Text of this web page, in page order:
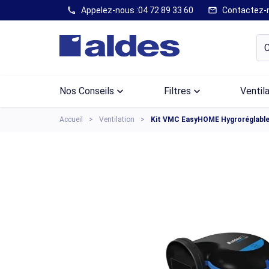
call Appelez-nous :04 72 89 33 60 mail Contactez-
Nos Conseils keyboard_arrow_down Filtres keyboard_arrow_down
Accueil Ventilation Kit VMC EasyHOME